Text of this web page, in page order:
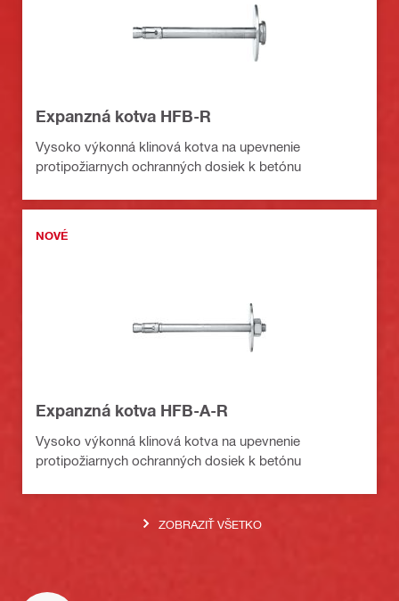
Expanzná kotva HFB-R
Vysoko výkonná klinová kotva na upevnenie
protipožiarnych ochranných dosiek k betónu
NOVÉ
Expanzná kotva HFB-A-R
Vysoko výkonná klinová kotva na upevnenie
protipožiarnych ochranných dosiek k betónu
ZOBRAZIŤ VŠETKO